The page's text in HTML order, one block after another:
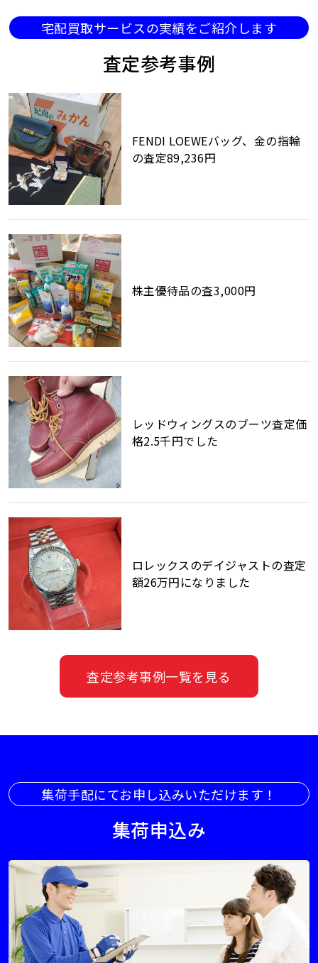
宅配買取サービスの実績をご紹介します
査定参考事例
FENDI LOEWEバッグ、金の指輪
の査定89,236円
株主優待品の査3,000円
レッドウィングスのブーツ査定価
格2.5千円でした
ロレックスのデイジャストの査定
額26万円になりました
査定参考事例一覧を見る
集荷手配にてお申し込みいただけます！
集荷申込み